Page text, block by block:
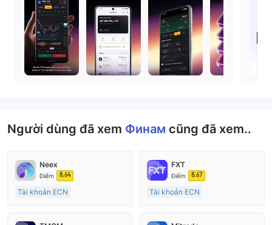
Người dùng đã xem Финам cũng đã xem..
Neex
Điểm 8.64
Tài khoản ECN
Đăng ký tại Nước Úc
FXT
Điểm 8.67
Tài khoản ECN
Đăng ký tại Nước Úc